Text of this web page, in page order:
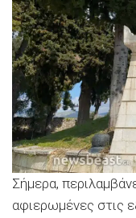
Σήμερα,
αφιερωμένες στις